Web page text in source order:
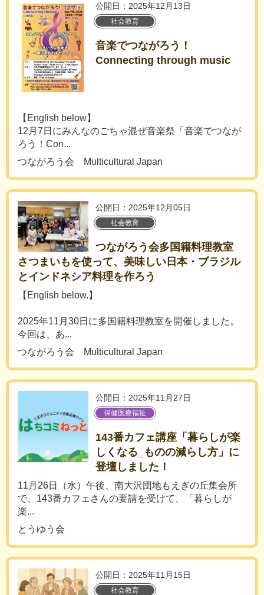
公開日：2025年12月13日
社会教育
音楽でつながろう！
Connecting through music
【English below】
12月7日にみんなのごちゃ混ぜ音楽祭「音楽でつなが
ろう！Con...
つながろう会 Multicultural Japan
公開日：2025年12月05日
社会教育
つながろう会多国籍料理教室
さつまいもを使って、美味しい日本・ブラジル
とインドネシア料理を作ろう
【English below.】
2025年11月30日に多国籍料理教室を開催しました。
今回は、あ...
つながろう会 Multicultural Japan
公開日：2025年11月27日
保健医療福祉
143番カフェ講座「暮らしが楽
しくなる_ものの減らし方」に
登壇しました！
11月26日（水）午後、南大沢団地もえぎの丘集会所
で、143番カフェさんの要請を受けて、「暮らしが
楽...
とうゆう会
公開日：2025年11月15日
社会教育